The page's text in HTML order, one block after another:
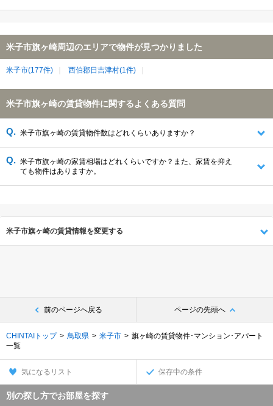
米子市旗ヶ崎周辺のエリアで物件が見つかりました
米子市(177件) 西伯郡日吉津村(1件)
米子市旗ヶ崎の賃貸物件に関するよくある質問
米子市旗ヶ崎の賃貸物件数はどれくらいありますか？
米子市旗ヶ崎の家賃相場はどれくらいですか？また、家賃を抑え
ても物件はありますか。
米子市旗ヶ崎の賃貸情報を変更する
前のページへ戻る ページの先頭へ
CHINTAIトップ 鳥取県 米子市
旗ヶ崎の賃貸物件･マンション･アパート
一覧
気になるリスト 保存中の条件
別の探し方でお部屋を探す